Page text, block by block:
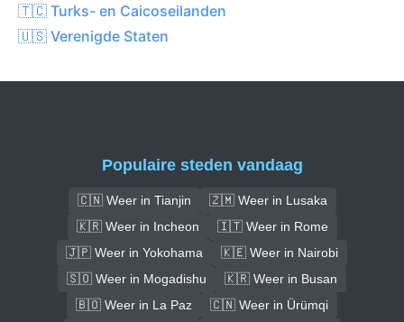
🇹🇨 Turks- en Caicoseilanden
🇺🇸 Verenigde Staten
Populaire steden vandaag
🇨🇳 Weer in Tianjin
🇿🇲 Weer in Lusaka
🇰🇷 Weer in Incheon
🇮🇹 Weer in Rome
🇯🇵 Weer in Yokohama
🇰🇪 Weer in Nairobi
🇸🇴 Weer in Mogadishu
🇰🇷 Weer in Busan
🇧🇴 Weer in La Paz
🇨🇳 Weer in Ürümqi